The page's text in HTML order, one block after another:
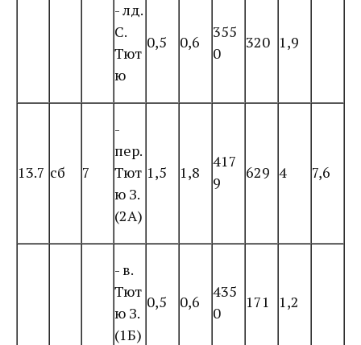
- лд.
С.
Тют
ю
0,5 0,6
355
0
320 1,9
13.7 сб 7
-
пер.
Тют
ю З.
(2А)
1,5 1,8
417
9
629 4 7,6
- в.
Тют
ю З.
(1Б)
0,5 0,6
435
0
171 1,2